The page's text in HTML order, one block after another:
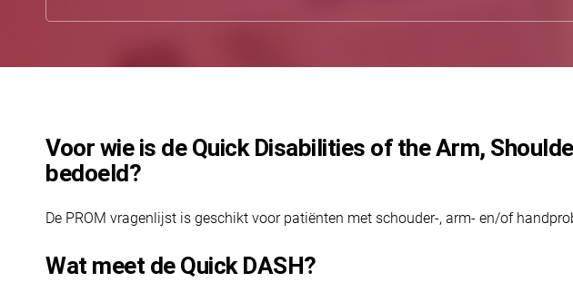
Voor wie is de Quick Disabilities of the Arm,
bedoeld?
De PROM vragenlijst is geschikt voor patiënten met schouder-, arm- en/of
Wat meet de Quick DASH?